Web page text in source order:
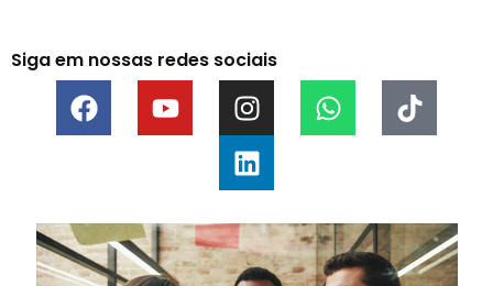
Siga em nossas redes sociais